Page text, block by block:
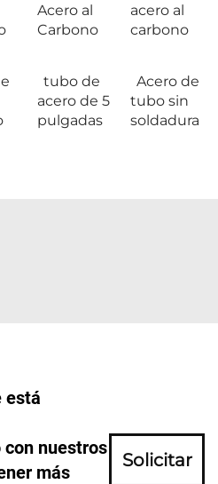
Acero al
Carbono
acero al
carbono
tubo de
acero de 5
pulgadas
Acero de
tubo sin
soldadura
está
con nuestros
más
Solicitar